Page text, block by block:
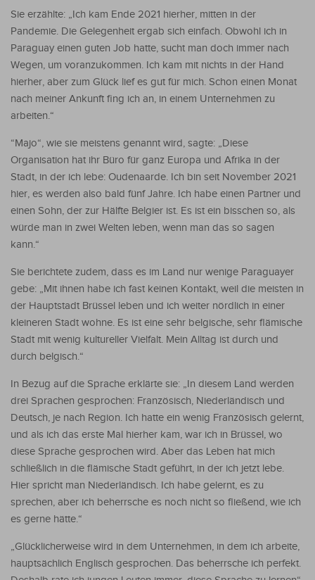
Sie erzählte: „Ich kam Ende 2021 hierher, mitten in der
Pandemie. Die Gelegenheit ergab sich einfach. Obwohl ich in
Paraguay einen guten Job hatte, sucht man doch immer nach
Wegen, um voranzukommen. Ich kam mit nichts in der Hand
hierher, aber zum Glück lief es gut für mich. Schon einen Monat
nach meiner Ankunft fing ich an, in einem Unternehmen zu
arbeiten.“
“Majo“, wie sie meistens genannt wird, sagte: „Diese
Organisation hat ihr Büro für ganz Europa und Afrika in der
Stadt, in der ich lebe: Oudenaarde. Ich bin seit November 2021
hier, es werden also bald fünf Jahre. Ich habe einen Partner und
einen Sohn, der zur Hälfte Belgier ist. Es ist ein bisschen so, als
würde man in zwei Welten leben, wenn man das so sagen
kann.“
Sie berichtete zudem, dass es im Land nur wenige Paraguayer
gebe: „Mit ihnen habe ich fast keinen Kontakt, weil die meisten in
der Hauptstadt Brüssel leben und ich weiter nördlich in einer
kleineren Stadt wohne. Es ist eine sehr belgische, sehr flämische
Stadt mit wenig kultureller Vielfalt. Mein Alltag ist durch und
durch belgisch.“
In Bezug auf die Sprache erklärte sie: „In diesem Land werden
drei Sprachen gesprochen: Französisch, Niederländisch und
Deutsch, je nach Region. Ich hatte ein wenig Französisch gelernt,
und als ich das erste Mal hierher kam, war ich in Brüssel, wo
diese Sprache gesprochen wird. Aber das Leben hat mich
schließlich in die flämische Stadt geführt, in der ich jetzt lebe.
Hier spricht man Niederländisch. Ich habe gelernt, es zu
sprechen, aber ich beherrsche es noch nicht so fließend, wie ich
es gerne hätte.“
„Glücklicherweise wird in dem Unternehmen, in dem ich arbeite,
hauptsächlich Englisch gesprochen. Das beherrsche ich perfekt.